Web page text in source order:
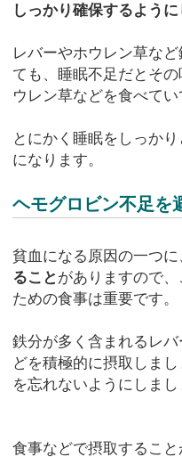
しっかり確保するように
レバーやホウレン草な
ても、睡眠不足だとそ
ウレン草などを食べて
とにかく睡眠をしっか
になります。
ヘモグロビン不足を
貧血になる原因の一つに
ること がありますので
ための食事は重要です。
鉄分が多く含まれるレ
どを積極的に摂取しま
を忘れないようにしまし
食事などで摂取するこ